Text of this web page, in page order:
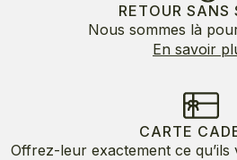
RETOUR SANS
Nous sommes là
En savoir
CARTE
Offrez-leur exactement ce